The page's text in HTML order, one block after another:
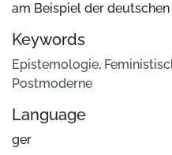
am Beispiel der
Keywords
Epistemologie,
Postmoderne
Language
ger